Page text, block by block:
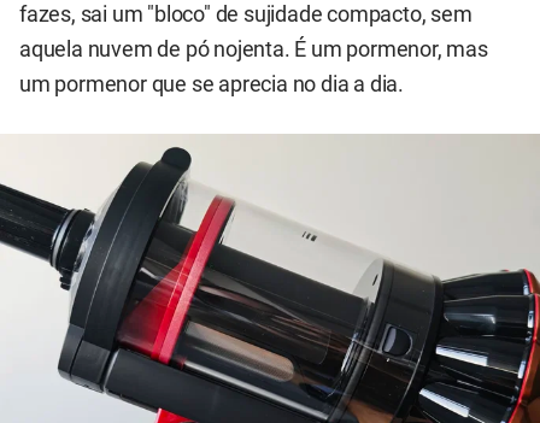
fazes, sai um "bloco" de sujidade compacto, sem
aquela nuvem de pó nojenta. É um pormenor, mas
um pormenor que se aprecia no dia a dia.